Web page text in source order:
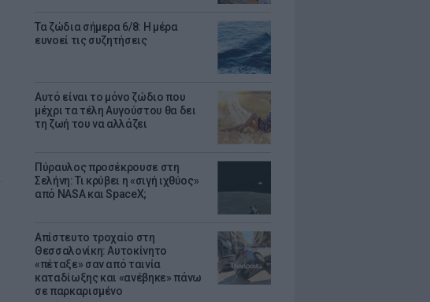
Τα ζώδια σήμερα 6/8: Η μέρα
ευνοεί τις συζητήσεις
Αυτό είναι το μόνο ζώδιο που
μέχρι τα τέλη Αυγούστου θα δει
τη ζωή του να αλλάζει
Πύραυλος προσέκρουσε στη
Σελήνη: Τι κρύβει η «σιγή ιχθύος»
από NASA και SpaceX;
Απίστευτο τροχαίο στη
Θεσσαλονίκη: Αυτοκίνητο
«πέταξε» σαν από ταινία
καταδίωξης και «ανέβηκε» πάνω
σε παρκαρισμένο